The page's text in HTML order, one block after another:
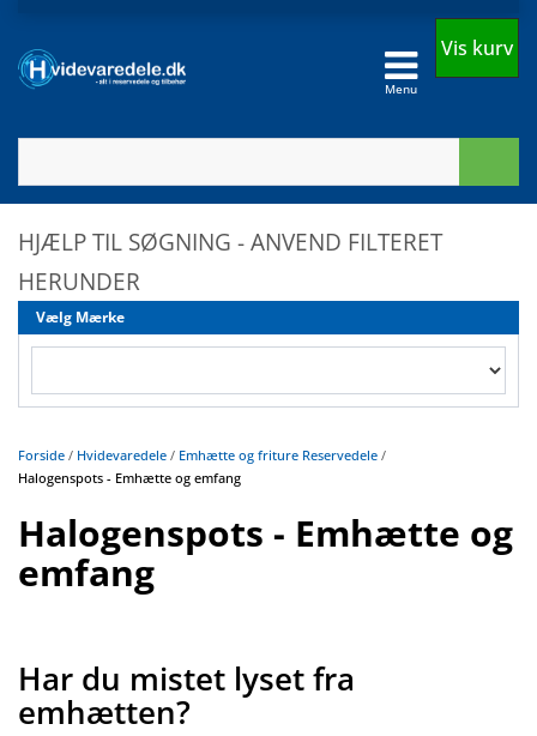
Menu
Vis kurv
HJÆLP TIL SØGNING - ANVEND FILTERET
HERUNDER
Vælg Mærke
Forside / Hvidevaredele / Emhætte og friture Reservedele /
Halogenspots - Emhætte og emfang
Halogenspots - Emhætte og
emfang
Har du mistet lyset fra
emhætten?